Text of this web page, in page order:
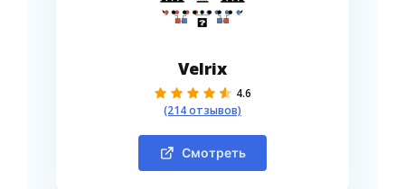
Velrix
4.6
(214 отзывов)
Смотреть